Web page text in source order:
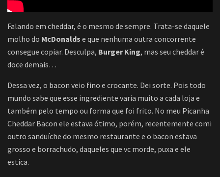
Falando em cheddar, é o mesmo de sempre. Trata-se daquele
molho do McDonalds e que nenhuma outra concorrente
consegue copiar. Desculpa, Burger King, mas seu cheddar é
doce demais…
Dessa vez, o bacon veio fino e crocante. Dei sorte. Pois todo
mundo sabe que esse ingrediente varia muito a cada loja e
também pelo tempo ou forma que foi frito. No meu Picanha
Cheddar Bacon ele estava ótimo, porém, recentemente comi
outro sanduíche do mesmo restaurante e o bacon estava
grosso e borrachudo, daqueles que vc morde, puxa e ele
estica.